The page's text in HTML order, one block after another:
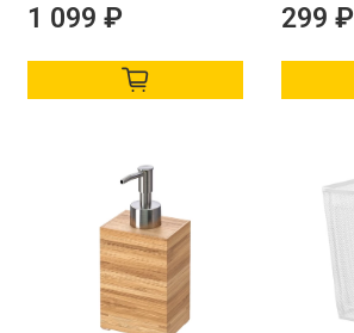
1 099 ₽ 299 ₽